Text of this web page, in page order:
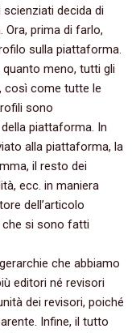
decida di
‬prima di farlo,‭
sulla piattaforma.‭
meno,‭ ‬tutti gli
‬così come tutte le
sono
piattaforma.‭ ‬In
alla piattaforma,‭ ‬la
‬il resto dei
‬ecc.‭ ‬in maniera
dell’articolo
che si sono fatti
che abbiamo
editori né revisori
dei revisori,‭ ‬poiché
‬Infine,‭ ‬il tutto